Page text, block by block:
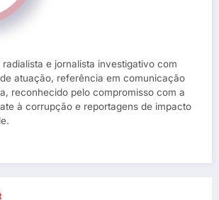
e jornalista investigativo com
atuação, referência em comunicação
reconhecido pelo compromisso com a
à corrupção e reportagens de impacto